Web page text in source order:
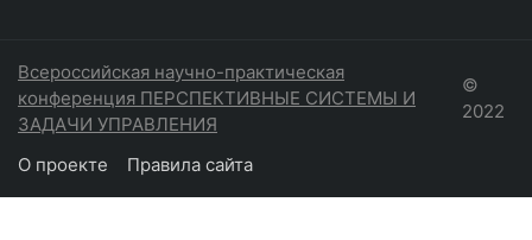
Всероссийская научно-практическая
конференция ПЕРСПЕКТИВНЫЕ СИСТЕМЫ И
ЗАДАЧИ УПРАВЛЕНИЯ
©
2022
О проекте Правила сайта